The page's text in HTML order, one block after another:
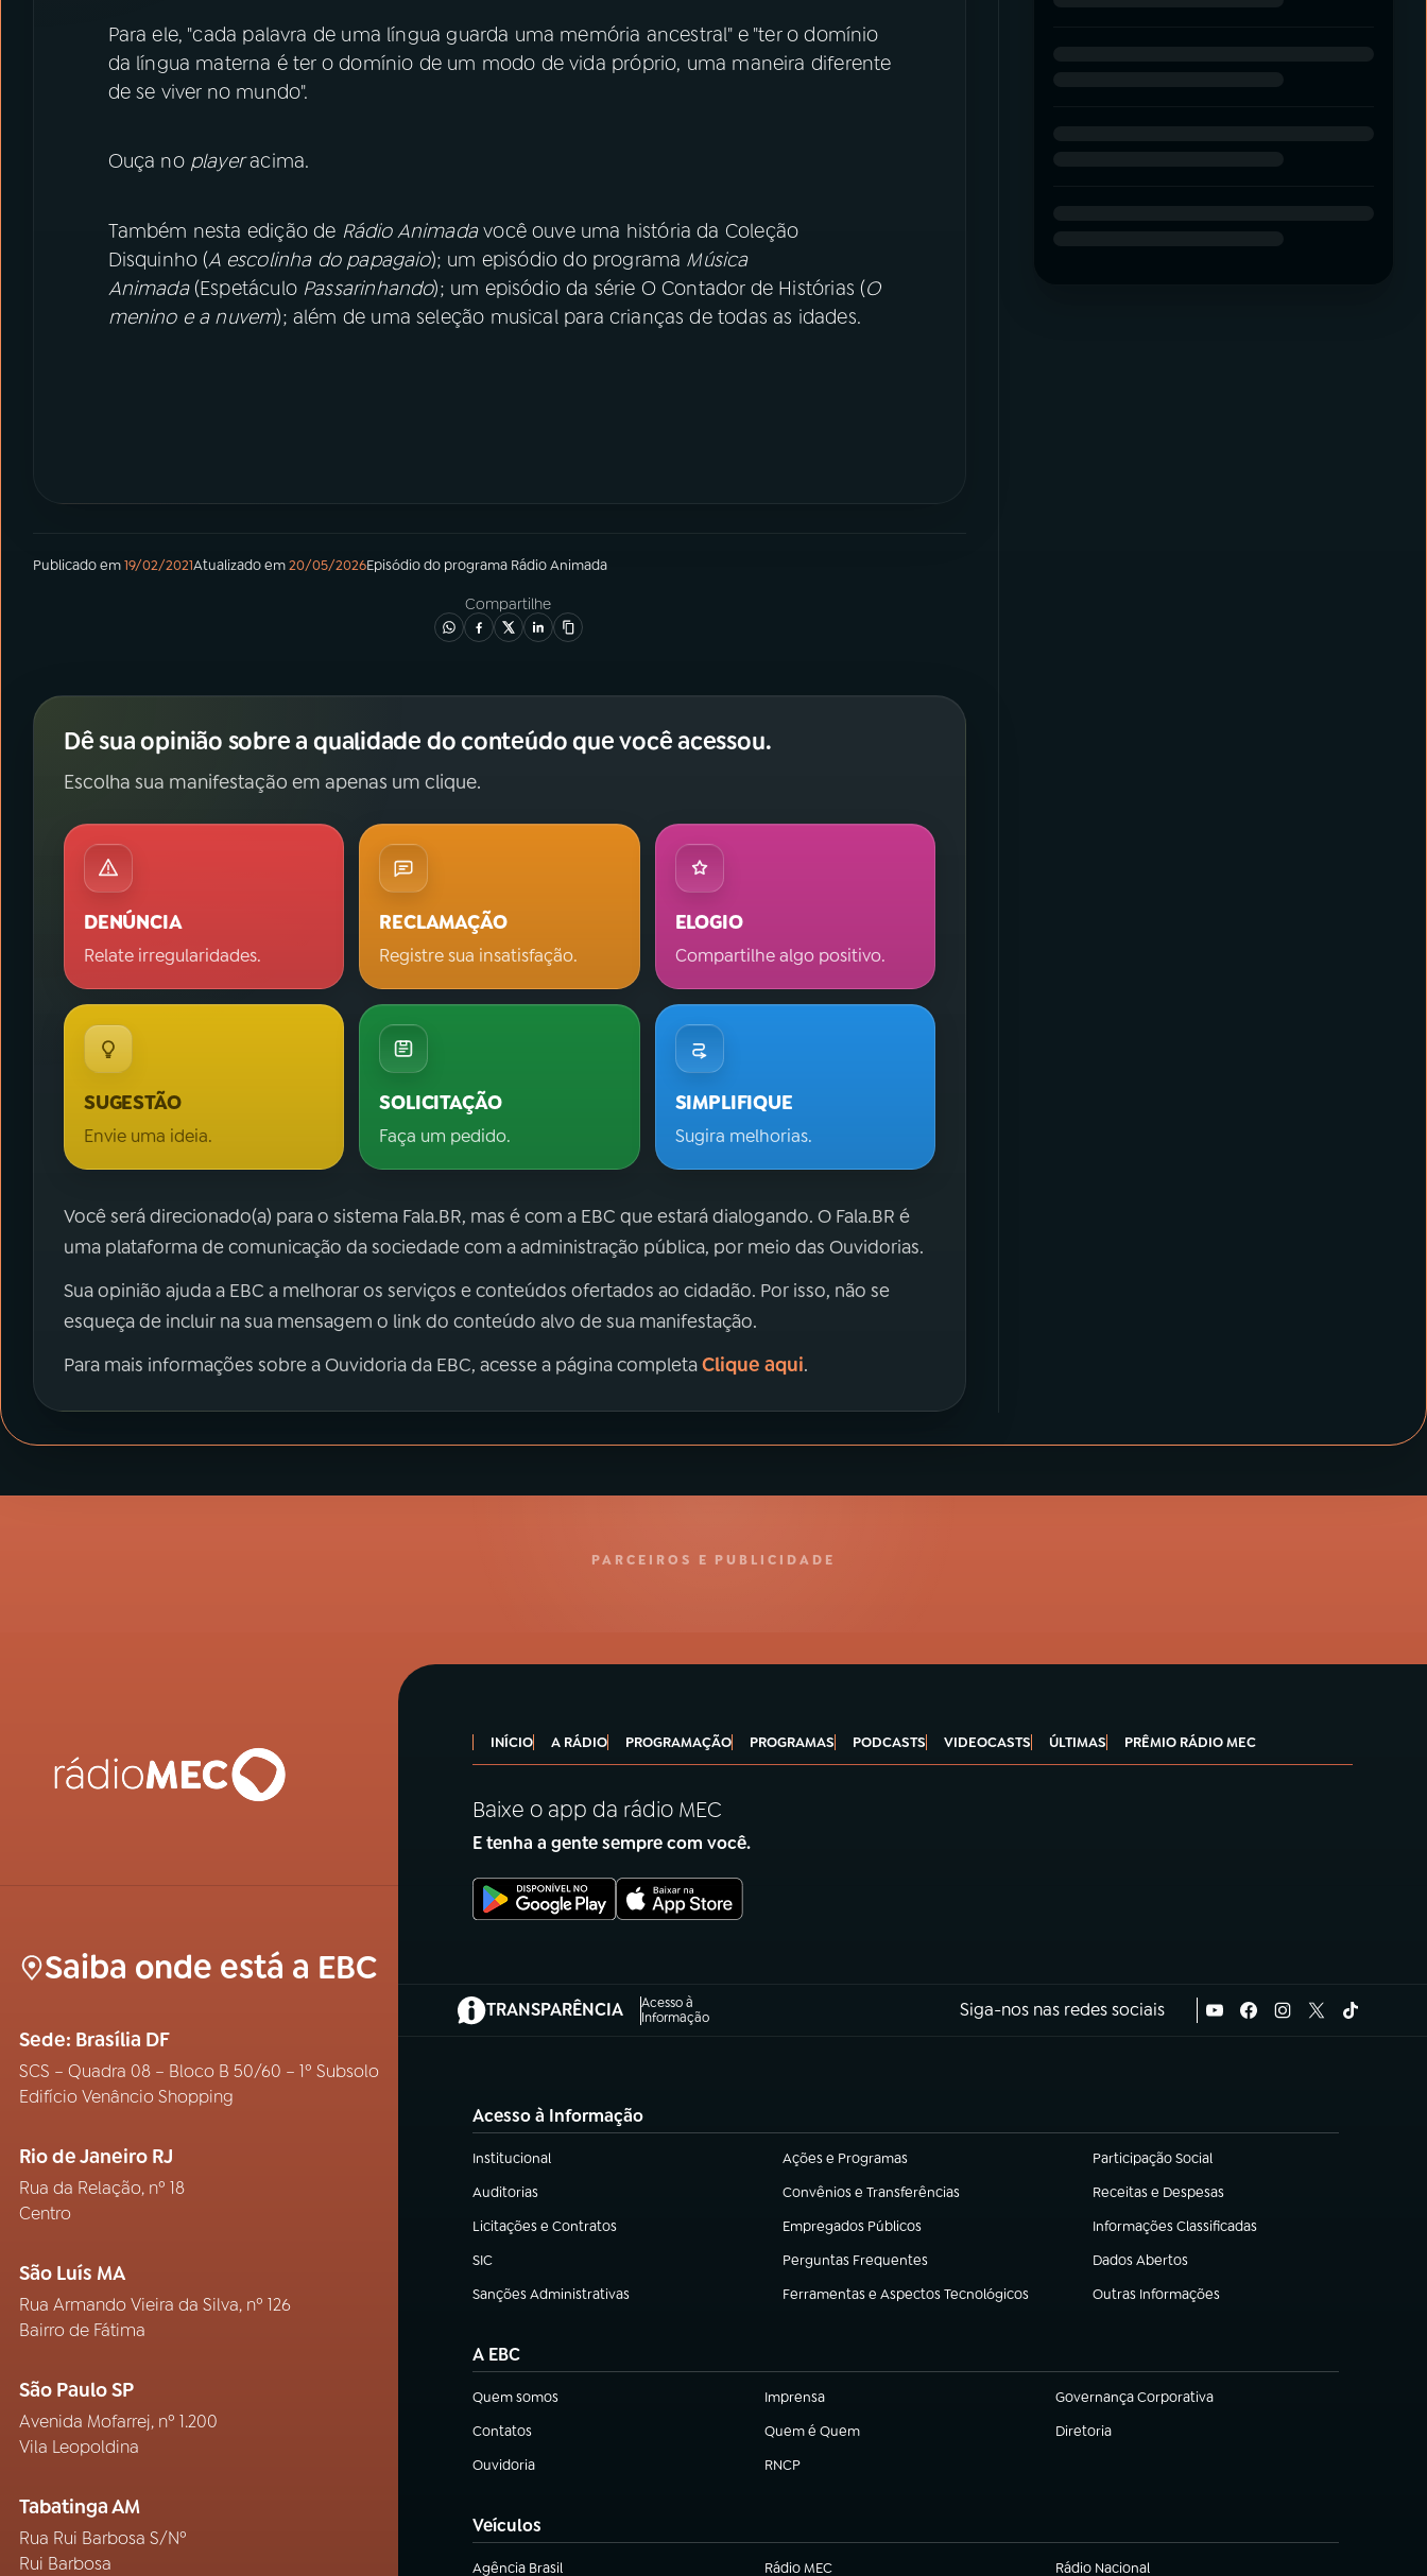
Para ele, "cada palavra de uma língua guarda uma memória ancestral" e "ter o domínio
da língua materna é ter o domínio de um modo de vida próprio, uma maneira diferente
de se viver no mundo".
Ouça no playeracima.
Também nesta edição de Rádio Animadavocê ouve uma história da Coleção
Disquinho (A escolinha do papagaio); um episódio do programa Música
Animada(Espetáculo Passarinhando); um episódio da série O Contador de Histórias (O
menino e a nuvem); além de uma seleção musical para crianças de todas as idades.
Publicado em19/02/2021Atualizado em20/05/2026Episódiodo programa Rádio Animada
Compartilhe
Dê sua opinião sobre a qualidade do conteúdo que você acessou.
Escolha sua manifestação em apenas um clique.
DENÚNCIA
Relate irregularidades.
RECLAMAÇÃO
Registre sua insatisfação.
ELOGIO
Compartilhe algo positivo.
SUGESTÃO
Envie uma ideia.
SOLICITAÇÃO
Faça um pedido.
SIMPLIFIQUE
Sugira melhorias.
Você será direcionado(a) para o sistema Fala.BR, mas é com a EBC que estará dialogando. O Fala.BR é
uma plataforma de comunicação da sociedade com a administração pública, por meio das Ouvidorias.
Sua opinião ajuda a EBC a melhorar os serviços e conteúdos ofertados ao cidadão. Por isso, não se
esqueça de incluir na sua mensagem o link do conteúdo alvo de sua manifestação.
Para mais informações sobre a Ouvidoria da EBC, acesse a página completaClique aqui.
PARCEIROS E PUBLICIDADE
Saiba onde está a EBC
Sede: Brasília DF
SCS – Quadra 08 – Bloco B 50/60 – 1º Subsolo
Edifício Venâncio Shopping
Rio de Janeiro RJ
Rua da Relação, nº 18
Centro
São Luís MA
Rua Armando Vieira da Silva, nº 126
Bairro de Fátima
São Paulo SP
Avenida Mofarrej, nº 1.200
Vila Leopoldina
Tabatinga AM
Rua Rui Barbosa S/Nº
Rui Barbosa
INÍCIO A RÁDIO PROGRAMAÇÃO PROGRAMAS PODCASTS VIDEOCASTS ÚLTIMAS PRÊMIO RÁDIO MEC
Baixe o app da rádio MEC
E tenha a gente sempre com você.
TRANSPARÊNCIA
Acesso à
Informação
(abre em nova aba) Siga-nos nas redes sociais
Acesso à Informação
Institucional
(abre em nova aba) Ações e Programas
(abre em nova aba) Participação Social
(abre em nova aba)
Auditorias
(abre em nova aba) Convênios e Transferências
(abre em nova aba) Receitas e Despesas
(abre em nova aba)
Licitações e Contratos
(abre em nova aba) Empregados Públicos
(abre em nova aba) Informações Classificadas
(abre em nova aba)
SIC
(abre em nova aba) Perguntas Frequentes
(abre em nova aba) Dados Abertos
(abre em nova aba)
Sanções Administrativas
(abre em nova aba) Ferramentas e Aspectos Tecnológicos
(abre em nova aba) Outras Informações
(abre em nova aba)
A EBC
Quem somos
(abre em nova aba) Imprensa
(abre em nova aba) Governança Corporativa
(abre em nova aba)
Contatos
(abre em nova aba) Quem é Quem
(abre em nova aba) Diretoria
(abre em nova aba)
Ouvidoria
(abre em nova aba) RNCP
(abre em nova aba)
Veículos
Agência Brasil Rádio MEC Rádio Nacional